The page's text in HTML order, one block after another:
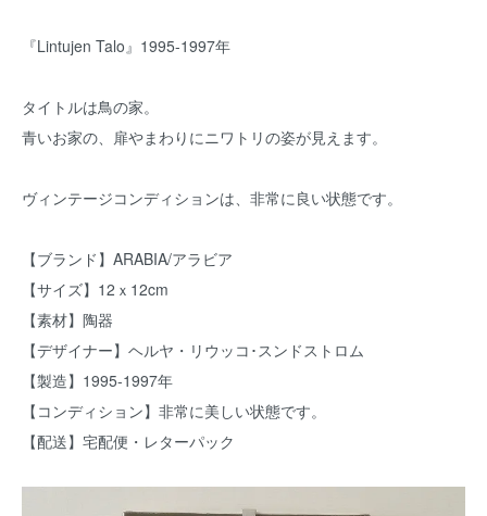
『Lintujen Talo』1995-1997年
タイトルは鳥の家。
青いお家の、扉やまわりにニワトリの姿が見えます。
ヴィンテージコンディションは、非常に良い状態です。
【ブランド】ARABIA/アラビア
【サイズ】12ｘ12cm
【素材】陶器
【デザイナー】ヘルヤ・リウッコ･スンドストロム
【製造】1995-1997年
【コンディション】非常に美しい状態です。
【配送】宅配便・レターパック